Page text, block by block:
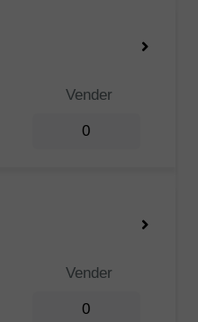
Vender
0
Vender
0